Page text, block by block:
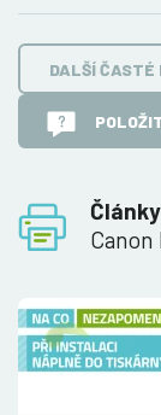
Canon
DALŠÍ ČASTÉ